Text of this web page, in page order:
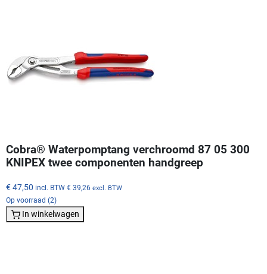
Cobra® Waterpomptang verchroomd 87 05 300
KNIPEX twee componenten handgreep
€ 47,50 incl. BTW € 39,26 excl. BTW
Op voorraad (2)
In winkelwagen